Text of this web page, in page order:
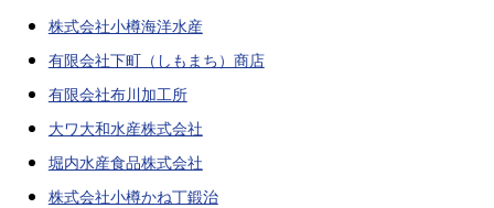
株式会社小樽海洋水産
有限会社下町（しもまち）商店
有限会社布川加工所
大ワ大和水産株式会社
堀内水産食品株式会社
株式会社小樽かね丁鍛治